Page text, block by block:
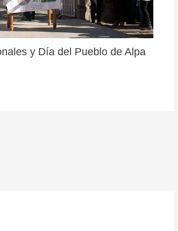
y Día del Pueblo de Alpa